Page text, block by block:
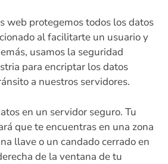
web protegemos todos los datos
al facilitarte un usuario y
usamos la seguridad
para encriptar los datos
a nuestros servidores.
en un servidor seguro. Tu
que te encuentras en una zona
llave o un candado cerrado en
de la ventana de tu